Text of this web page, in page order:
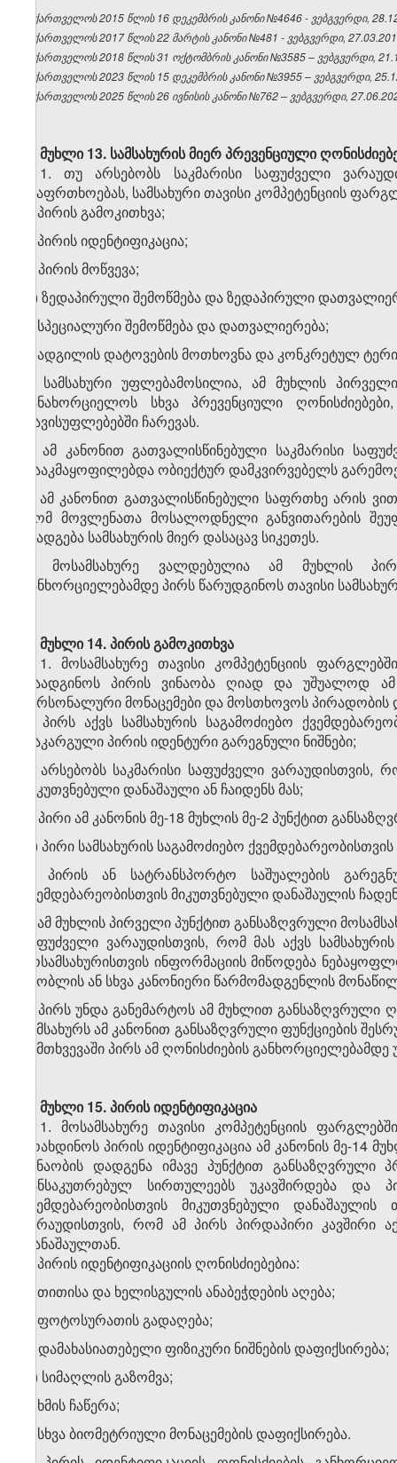
საქართველოს 2015 წლის 16 დეკემბრის კანონი №4646 - ვებგვერდი,
საქართველოს 2017 წლის 22 მარტის კანონი №481 - ვებგვერდი,
საქართველოს 2018 წლის 31 ოქტომბრის კანონი №3585 – ვებგვერდი,
საქართველოს 2023 წლის 15 დეკემბრის კანონი №3955 – ვებგვერდი,
საქართველოს 2025 წლის 26 ივნისის კანონი №762 – ვებგვერდი,
მუხლი 13. სამსახურის მიერ პრევენციული
1. თუ არსებობს საკმარისი საფუძველი
უსაფრთხოებას, სამსახური თავისი კომპეტენციის
ა) პირის გამოკითხვა;
ბ) პირის იდენტიფიკაცია;
გ) პირის მოწვევა;
დ) ზედაპირული შემოწმება და ზედაპირული
ე) სპეციალური შემოწმება და დათვალიერება;
ვ) ადგილის დატოვების მოთხოვნა და კონკრეტულ
2. სამსახური უფლებამოსილია, ამ მუხლის
განახორციელოს სხვა პრევენციული
თავისუფლებებში ჩარევას.
3. ამ კანონით გათვალისწინებული საკმარისი
დააკმაყოფილებდა ობიექტურ დამკვირვებელს
4. ამ კანონით გათვალისწინებული საფრთხე არის
რომ მოვლენათა მოსალოდნელი განვითარების
მიადგება სამსახურის მიერ დასაცავ სიკეთეს.
5. მოსამსახურე ვალდებულია ამ მუხლის
განხორციელებამდე პირს წარუდგინოს თავისი
მუხლი 14.პირის გამოკითხვა
1. მოსამსახურე თავისი კომპეტენციის
დაადგინოს პირის ვინაობა ღიად და უშუალოდ
პერსონალური მონაცემები და მოსთხოვოს
ა) პირს აქვს სამსახურის საგამოძიებო
დაკარგული პირის იდენტური გარეგნული ნიშნები;
ბ) არსებობს საკმარისი საფუძველი ვარაუდისთვის,
მიკუთვნებული დანაშაული ან ჩაიდენს მას;
გ) პირი ამ კანონის მე-18 მუხლის მე-2 პუნქტით
დ) პირი სამსახურის საგამოძიებო
ე) პირის ან სატრანსპორტო საშუალების
ქვემდებარეობისთვის მიკუთვნებული დანაშაულის
2. ამ მუხლის პირველი პუნქტით განსაზღვრული
საფუძველი ვარაუდისთვის, რომ მას აქვს
მოსამსახურისთვის ინფორმაციის მიწოდება
მშობლის ან სხვა კანონიერი წარმომადგენლის
3. პირს უნდა განემარტოს ამ მუხლით
სამსახურს ამ კანონით განსაზღვრული ფუნქციების
შემთხვევაში პირს ამ ღონისძიების
მუხლი 15.პირის იდენტიფიკაცია
1. მოსამსახურე თავისი კომპეტენციის
მოახდინოს პირის იდენტიფიკაცია ამ კანონის მე-14
ვინაობის დადგენა იმავე პუნქტით
განსაკუთრებულ სირთულეებს უკავშირდება და
ქვემდებარეობისთვის მიკუთვნებული
ვარაუდისთვის, რომ ამ პირს პირდაპირი კავშირი
დანაშაულთან.
2. პირის იდენტიფიკაციის ღონისძიებებია:
ა) თითისა და ხელისგულის ანაბეჭდების აღება;
ბ) ფოტოსურათის გადაღება;
გ) დამახასიათებელი ფიზიკური ნიშნების დაფიქსირება;
დ) სიმაღლის გაზომვა;
ე) ხმის ჩაწერა;
ვ) სხვა ბიომეტრიული მონაცემების დაფიქსირება.